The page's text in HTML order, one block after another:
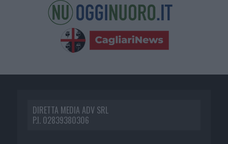
DIRETTA MEDIA ADV SRL
P.I. 02839380306